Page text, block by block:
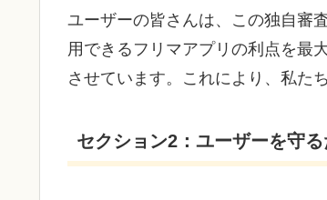
ユーザーの皆さんは、この独自審
用できるフリマアプリの利点を最
させています。これにより、私た
セクション2：ユーザーを守